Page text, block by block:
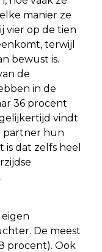
manier ze
vier op de tien
terwijl
bewust is.
de
in de
36 procent
vindt
partner hun
is dat zelfs heel
De meest
procent). Ook